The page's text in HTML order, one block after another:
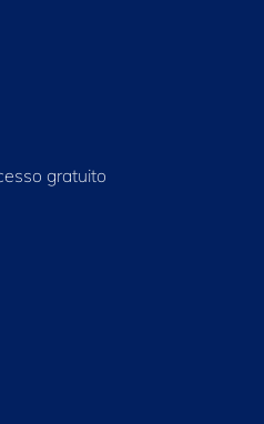
gratuito